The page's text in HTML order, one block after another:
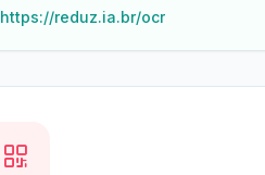
https://reduz.ia.br/ocr